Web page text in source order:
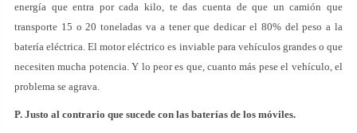
energía que entra por cada kilo, te das cuenta de que un camión que
transporte 15 o 20 toneladas va a tener que dedicar el 80% del peso a la
batería eléctrica. El motor eléctrico es inviable para vehículos grandes o que
necesiten mucha potencia. Y lo peor es que, cuanto más pese el vehículo, el
problema se agrava.
P. Justo al contrario que sucede con las baterías de los móviles.